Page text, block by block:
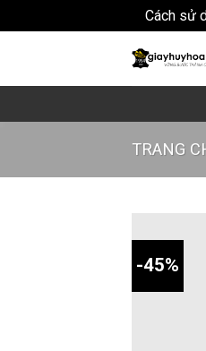
Cách sử
content
TRANG
-45%